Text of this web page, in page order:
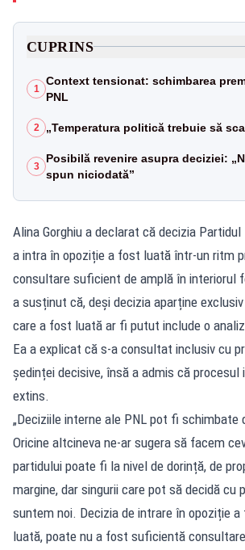
CUPRINS
1
Context tensionat: schimbarea
PNL
2 „Temperatura politică trebuie să
3
Posibilă revenire asupra deciziei:
spun niciodată”
Alina Gorghiu a declarat că decizia
a intra în opoziție a fost luată într-un ritm
consultare suficient de amplă în interiorul
a susținut că, deși decizia aparține
care a fost luată ar fi putut include o
Ea a explicat că s-a consultat inclusiv cu
ședinței decisive, însă a admis că
extins.
„Deciziile interne ale PNL pot fi schimbate
Oricine altcineva ne-ar sugera să facem
partidului poate fi la nivel de dorință, de
margine, dar singurii care pot să decidă cu
suntem noi. Decizia de intrare în opoziție
luată, poate nu a fost suficientă